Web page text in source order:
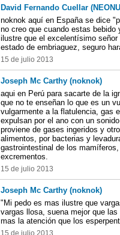
David Fernando Cuellar
noknok aquí en España se dice
no creo que cuando estas
ilustre que el excelentísimo
estado de embriaguez, seguro
15 de julio 2013
Joseph Mc Carthy (noknok)
aqui en Perú para sacarte de la
que no te enseñan lo que es un
vulgarmente a la flatulencia, gas
expulsan por el ano con un
proviene de gases ingeridos y
alimentos, por bacterias y
gastrointestinal de los
excrementos.
15 de julio 2013
Joseph Mc Carthy (noknok)
"Mi pedo es mas ilustre que
vargas llosa, suena mejor que
mas la atención que los
15 de julio 2013